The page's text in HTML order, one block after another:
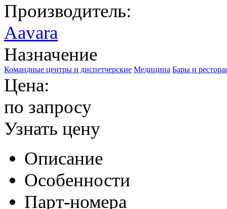
Производитель:
Aavara
Назначение
Командные центры и диспетчерские Медицина Бары и
Цена:
по запросу
Узнать цену
Описание
Особенности
Парт-номера